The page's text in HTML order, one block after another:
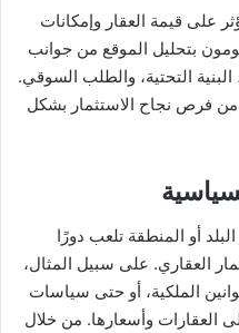
على قيمة العقار وإمكانات
بتحليل الموقع من جوانب
التحتية، والطلب السوقي.
من فرص نجاح الاستثمار بشكل
أو المنطقة تلعب دورًا
العقاري. على سبيل المثال،
الملكية، أو حتى سياسات
العقارات وأسعارها. من خلال